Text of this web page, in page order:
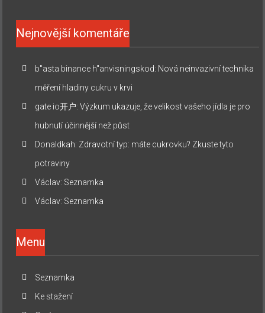
Nejnovější komentáře
b"asta binance h"anvisningskod: Nová neinvazivní technika
měření hladiny cukru v krvi
gate io开户:Výzkum ukazuje, že velikost vašeho jídla je pro
hubnutí účinnější než půst
Donaldkah: Zdravotní typ: máte cukrovku? Zkuste tyto
potraviny
Václav: Seznamka
Václav: Seznamka
Menu
Seznamka
Ke stažení